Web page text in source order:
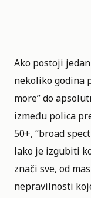
Ako postoji jedan
nekoliko godina
more” do
između polica
50+, “broad
lako je izgubiti
znači sve, od
nepravilnosti